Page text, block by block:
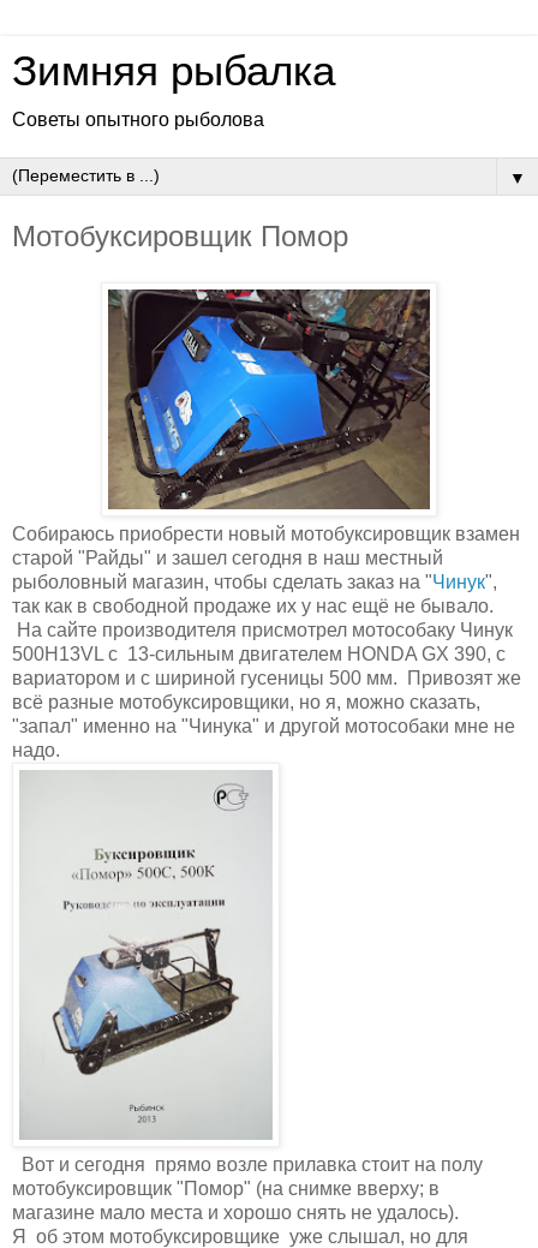
Зимняя рыбалка
Советы опытного рыболова
▼
Мотобуксировщик Помор
Собираюсь приобрести новый мотобуксировщик взамен
старой "Райды" и зашел сегодня в наш местный
рыболовный магазин, чтобы сделать заказ на "Чинук",
так как в свободной продаже их у нас ещё не бывало.
На сайте производителя присмотрел мотособаку Чинук
500H13VL с 13-сильным двигателем HONDA GX 390, с
вариатором и с шириной гусеницы 500 мм. Привозят же
всё разные мотобуксировщики, но я, можно сказать,
"запал" именно на "Чинука" и другой мотособаки мне не
надо.
Вот и сегодня прямо возле прилавка стоит на полу
мотобуксировщик "Помор" (на снимке вверху; в
магазине мало места и хорошо снять не удалось).
Я об этом мотобуксировщике уже слышал, но для